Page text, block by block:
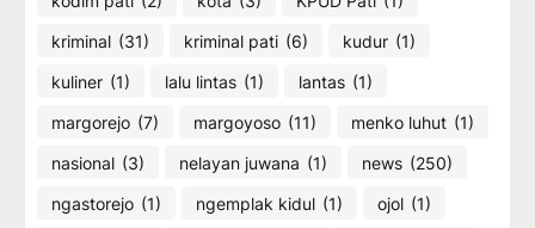
kriminal (31) kriminal pati (6) kudur (1)
kuliner (1) lalu lintas (1) lantas (1)
margorejo (7) margoyoso (11) menko luhut (1)
nasional (3) nelayan juwana (1) news (250)
ngastorejo (1) ngemplak kidul (1) ojol (1)